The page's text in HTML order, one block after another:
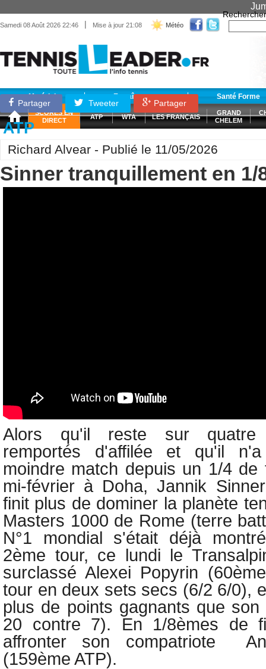
Samedi 08 Août 2026 22:46 | Mise à jour 21:08 Météo
Rechercher
Matériel Entraînement Santé Forme
SCORES EN
DIRECT
ATP WTA LES FRANÇAIS
GRAND
CHELEM
Partager Tweeter Partager
ATP
Richard Alvear - Publié le 11/05/2026
Sinner tranquillement en 1/
Alors qu'il reste sur quatre
remportés d'affilée et qu'il
moindre match depuis un 1/4
mi-février à Doha,Jannik
finit plus de dominer la planète
Masters 1000 de Rome (terre
N°1 mondial s'était déjà
2ème tour, ce lundi le
surclassé Alexei Popyrin
tour en deux sets secs (6/2 6/0),
plus de points gagnants que son
20 contre 7). En 1/8èmes de
affronter son compatriote
(159ème ATP).